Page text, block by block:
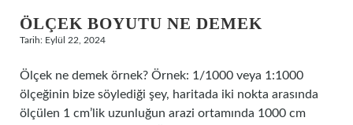
ÖLÇEK BOYUTU NE DEMEK
Tarih: Eylül 22, 2024
Ölçek ne demek örnek? Örnek: 1/1000 veya 1:1000
ölçeğinin bize söylediği şey, haritada iki nokta arasında
ölçülen 1 cm’lik uzunluğun arazi ortamında 1000 cm